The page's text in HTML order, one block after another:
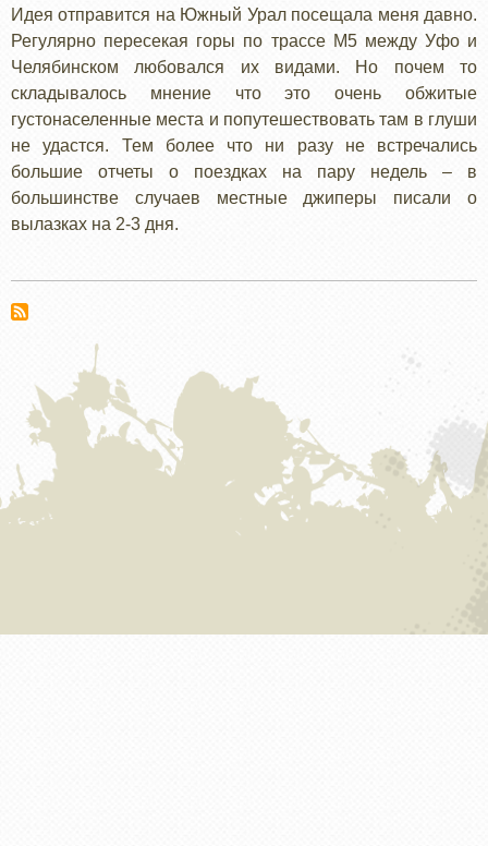
Идея отправится на Южный Урал посещала меня давно.
Регулярно пересекая горы по трассе М5 между Уфо и
Челябинском любовался их видами. Но почем то
складывалось мнение что это очень обжитые
густонаселенные места и попутешествовать там в глуши
не удастся. Тем более что ни разу не встречались
большие отчеты о поездках на пару недель – в
большинстве случаев местные джиперы писали о
вылазках на 2-3 дня.